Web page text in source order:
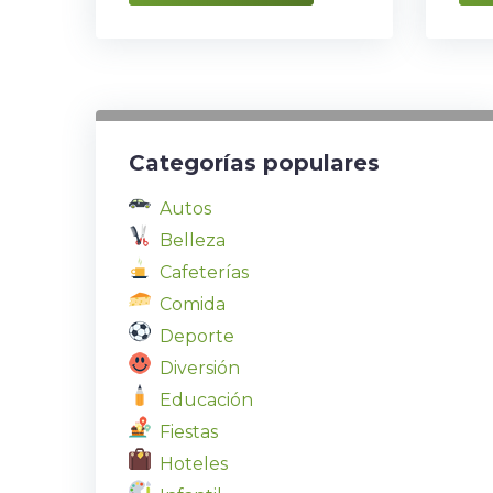
Categorías populares
Autos
Belleza
Cafeterías
Comida
Deporte
Diversión
Educación
Fiestas
Hoteles